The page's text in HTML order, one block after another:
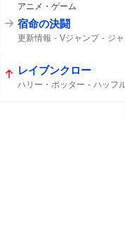
アニメ・ゲーム
宿命の決闘
更新情報 Vジャンプ ジ
レイブンクロー
ハリー・ポッター ハッフ